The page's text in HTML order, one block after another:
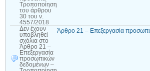
Τροποποίηση
του άρθρου
30 του ν.
4557/2018
Δεν έχουν
υποβληθεί
σχόλια στο
Άρθρο 21 –
Επεξεργασία
προσωπικών
δεδομένων –
Άρθρο 21 – Επεξεργασία